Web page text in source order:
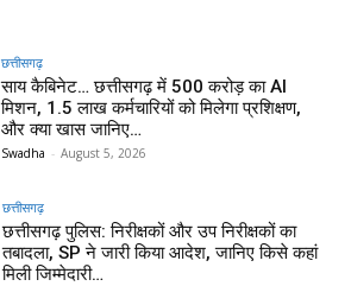
छत्तीसगढ़
साय कैबिनेट… छत्तीसगढ़ में 500 करोड़ का AI
मिशन, 1.5 लाख कर्मचारियों को मिलेगा प्रशिक्षण,
और क्या खास जानिए…
Swadha - August 5, 2026
छत्तीसगढ़
छत्तीसगढ़ पुलिस: निरीक्षकों और उप निरीक्षकों का
तबादला, SP ने जारी किया आदेश, जानिए किसे कहां
मिली जिम्मेदारी…